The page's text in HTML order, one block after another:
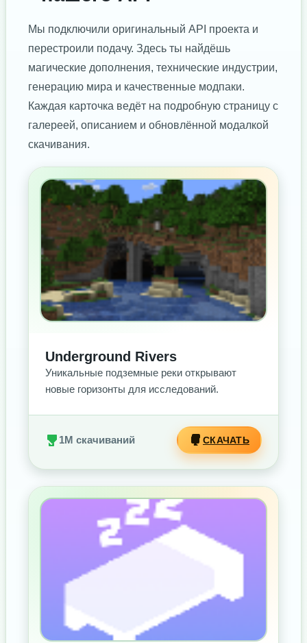
Мы подключили оригинальный API проекта и
перестроили подачу. Здесь ты найдёшь
магические дополнения, технические индустрии,
генерацию мира и качественные модпаки.
Каждая карточка ведёт на подробную страницу с
галереей, описанием и обновлённой модалкой
скачивания.
БЕЗ РЕКЛАМЫ
Underground Rivers
Уникальные подземные реки открывают
новые горизонты для исследований.
1M скачиваний СКАЧАТЬ
БЕЗ РЕКЛАМЫ